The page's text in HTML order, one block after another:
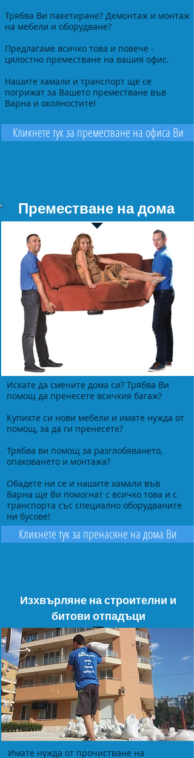
Трябва Ви пакетиране? Демонтаж и монтаж
на мебели и оборудване?
Предлагаме всичко това и повече -
цялостно преместване на вашия офис.
Нашите хамали и транспорт ще се
погрижат за Вашето преместване във
Варна и околностите!
Кликнете тук за преместване на офиса Ви
Искате да смените дома си? Трябва Ви
помощ да пренесете всичкия багаж?
Купихте си нови мебели и имате нужда от
помощ, за да ги пренесете?
Трябва ви помощ за разглобяването,
опаковането и монтажа?
Обадете ни се и нашите хамали във
Варна ще Ви помогнат с всичко това и с
транспорта със специално оборудваните
ни бусове!
Кликнете тук за пренасяне на дома Ви
Преместване на дома
Изхвърляне на строителни и
битови отпадъци
Имате нужда от прочистване на